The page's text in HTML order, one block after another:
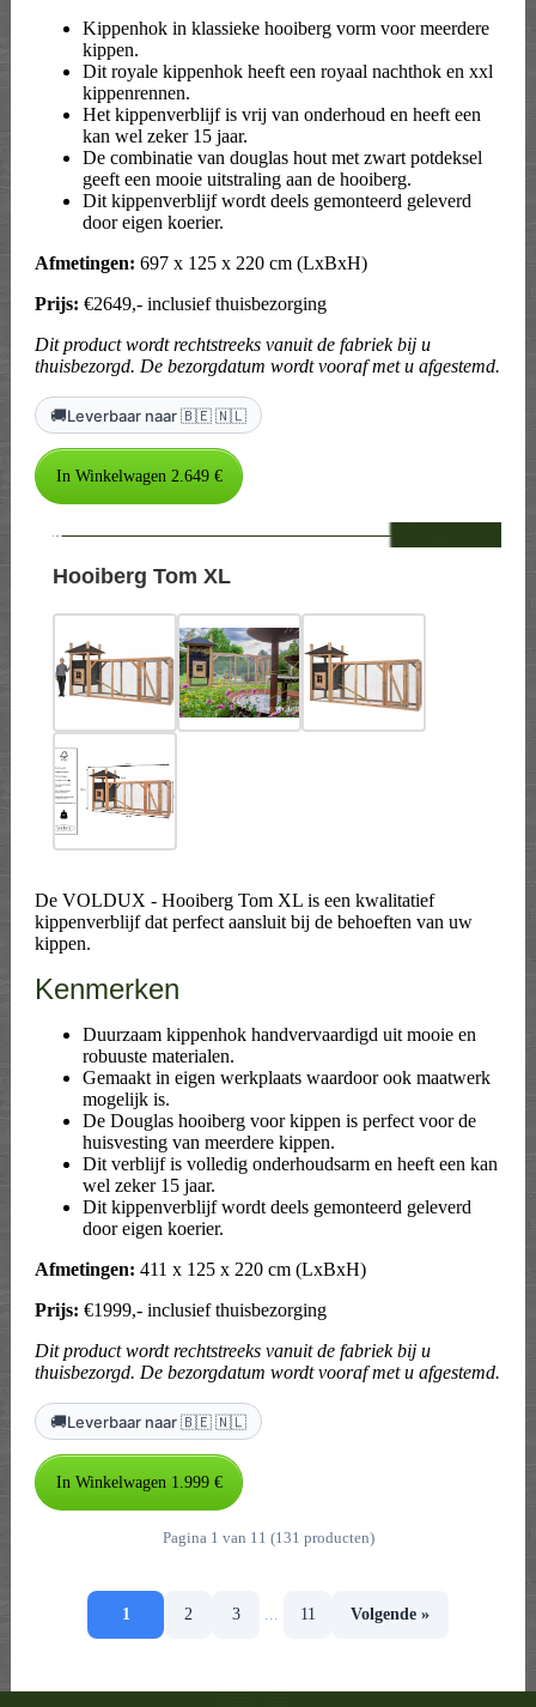
Kippenhok in klassieke hooiberg vorm voor meerdere
kippen.
Dit royale kippenhok heeft een royaal nachthok en xxl
kippenrennen.
Het kippenverblijf is vrij van onderhoud en heeft een
kan wel zeker 15 jaar.
De combinatie van douglas hout met zwart potdeksel
geeft een mooie uitstraling aan de hooiberg.
Dit kippenverblijf wordt deels gemonteerd geleverd
door eigen koerier.
Afmetingen: 697 x 125 x 220 cm (LxBxH)
Prijs: €2649,- inclusief thuisbezorging
Dit product wordt rechtstreeks vanuit de fabriek bij u
thuisbezorgd. De bezorgdatum wordt vooraf met u afgestemd.
🚚Leverbaar naar 🇧🇪 🇳🇱
--
Hooiberg Tom XL
De VOLDUX - Hooiberg Tom XL is een kwalitatief
kippenverblijf dat perfect aansluit bij de behoeften van uw
kippen.
Kenmerken
Duurzaam kippenhok handvervaardigd uit mooie en
robuuste materialen.
Gemaakt in eigen werkplaats waardoor ook maatwerk
mogelijk is.
De Douglas hooiberg voor kippen is perfect voor de
huisvesting van meerdere kippen.
Dit verblijf is volledig onderhoudsarm en heeft een kan
wel zeker 15 jaar.
Dit kippenverblijf wordt deels gemonteerd geleverd
door eigen koerier.
Afmetingen: 411 x 125 x 220 cm (LxBxH)
Prijs: €1999,- inclusief thuisbezorging
Dit product wordt rechtstreeks vanuit de fabriek bij u
thuisbezorgd. De bezorgdatum wordt vooraf met u afgestemd.
🚚Leverbaar naar 🇧🇪 🇳🇱
Pagina 1 van 11 (131 producten)
1 2 3 ... 11 Volgende »